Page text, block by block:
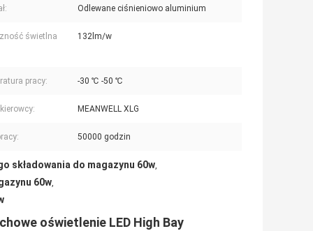
Odlewane ciśnieniowo aluminium
świetlna 132lm/w
pracy: -30 ℃ -50 ℃
MEANWELL XLG
50000 godzin
składowania do magazynu 60w,
60w,
oświetlenie LED High Bay